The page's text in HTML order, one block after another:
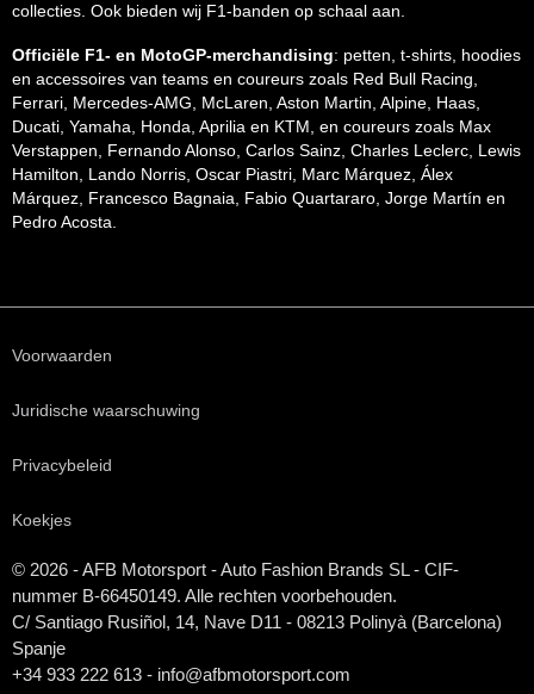
collecties. Ook bieden wij F1-banden op schaal aan.
Officiële F1- en MotoGP-merchandising: petten, t-shirts, hoodies
en accessoires van teams en coureurs zoals Red Bull Racing,
Ferrari, Mercedes-AMG, McLaren, Aston Martin, Alpine, Haas,
Ducati, Yamaha, Honda, Aprilia en KTM, en coureurs zoals Max
Verstappen, Fernando Alonso, Carlos Sainz, Charles Leclerc, Lewis
Hamilton, Lando Norris, Oscar Piastri, Marc Márquez, Álex
Márquez, Francesco Bagnaia, Fabio Quartararo, Jorge Martín en
Pedro Acosta.
Voorwaarden
Juridische waarschuwing
Privacybeleid
Koekjes
© 2026 - AFB Motorsport - Auto Fashion Brands SL- CIF-
nummer B-66450149. Alle rechten voorbehouden.
C/ Santiago Rusiñol, 14, Nave D11 - 08213 Polinyà (Barcelona)
Spanje
+34 933 222 613 - info@afbmotorsport.com